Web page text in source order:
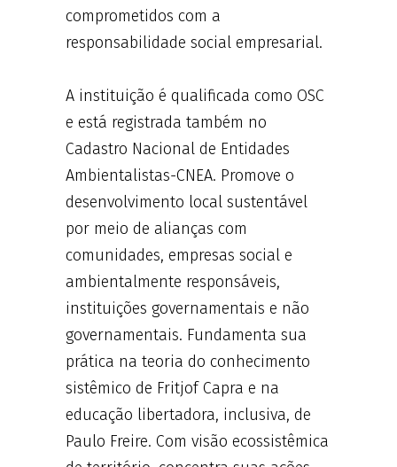
comprometidos com a
responsabilidade social empresarial.
A instituição é qualificada como OSC
e está registrada também no
Cadastro Nacional de Entidades
Ambientalistas-CNEA. Promove o
desenvolvimento local sustentável
por meio de alianças com
comunidades, empresas social e
ambientalmente responsáveis,
instituições governamentais e não
governamentais. Fundamenta sua
prática na teoria do conhecimento
sistêmico de Fritjof Capra e na
educação libertadora, inclusiva, de
Paulo Freire. Com visão ecossistêmica